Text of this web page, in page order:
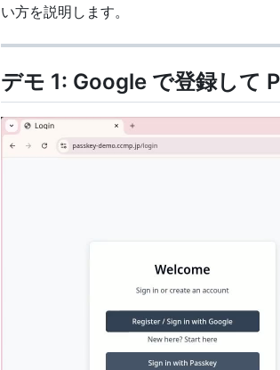
い方を説明します。
デモ 1: Google で登録して